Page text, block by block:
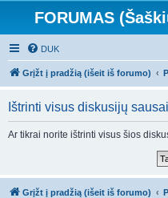
FORUMAS
DUK
Grįžt į pradžią (išeit iš forumo)
Ištrinti visus diskusijų
Ar tikrai norite ištrinti visus šios
Grįžt į pradžią (išeit iš forumo)